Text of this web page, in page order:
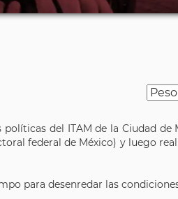
del ITAM de la Ciudad
federal de México) y luego
para desenredar las